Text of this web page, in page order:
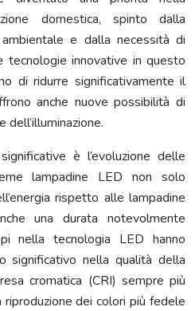
domestica, spinto dalla
e dalla necessità di
tecnologie innovative in questo
di ridurre significativamente il
anche nuove possibilità di
dell’illuminazione.
è l’evoluzione delle
lampadine LED non solo
rispetto alle lampadine
una durata notevolmente
nella tecnologia LED hanno
significativo nella qualità della
cromatica (CRI) sempre più
dei colori più fedele